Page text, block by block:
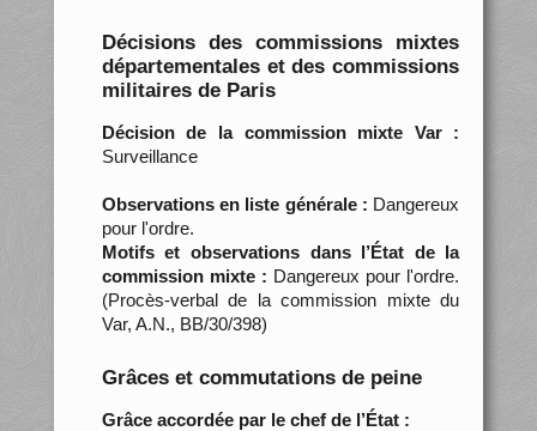
Décisions des commissions mixtes
départementales et des commissions
militaires de Paris
Décision de la commission mixte Var :
Surveillance
Observations en liste générale : Dangereux
pour l'ordre.
Motifs et observations dans l’État de la
commission mixte : Dangereux pour l'ordre.
(Procès-verbal de la commission mixte du
Var, A.N., BB/30/398)
Grâces et commutations de peine
Grâce accordée par le chef de l’État :